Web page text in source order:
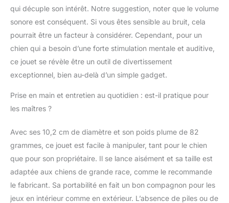
qui décuple son intérêt. Notre suggestion, noter que le volume
sonore est conséquent. Si vous êtes sensible au bruit, cela
pourrait être un facteur à considérer. Cependant, pour un
chien qui a besoin d’une forte stimulation mentale et auditive,
ce jouet se révèle être un outil de divertissement
exceptionnel, bien au-delà d’un simple gadget.
Prise en main et entretien au quotidien : est-il pratique pour
les maîtres ?
Avec ses 10,2 cm de diamètre et son poids plume de 82
grammes, ce jouet est facile à manipuler, tant pour le chien
que pour son propriétaire. Il se lance aisément et sa taille est
adaptée aux chiens de grande race, comme le recommande
le fabricant. Sa portabilité en fait un bon compagnon pour les
jeux en intérieur comme en extérieur. L’absence de piles ou de